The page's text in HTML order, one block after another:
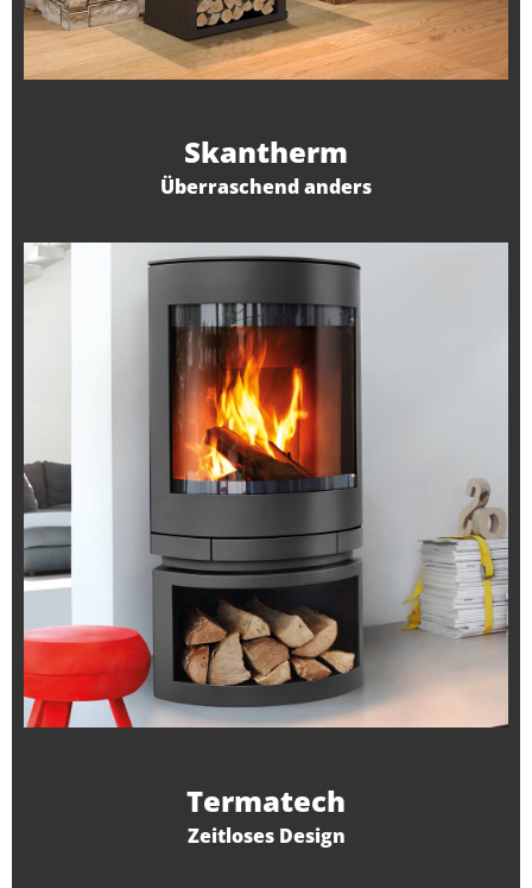
Skantherm
Überraschend anders
Termatech
Zeitloses Design